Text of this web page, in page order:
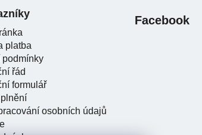
platba
podmínky
řád
formulář
osobních údajů
Facebook